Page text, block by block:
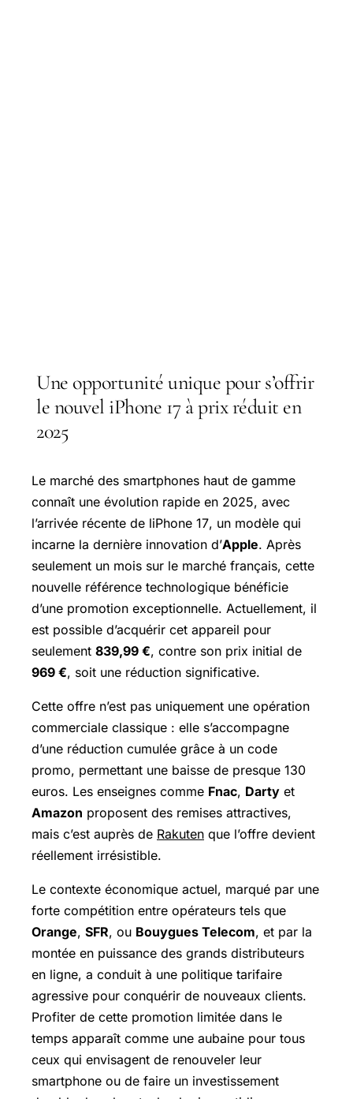
Une opportunité unique pour s’offrir
le nouvel iPhone 17 à prix réduit en
2025
Le marché des smartphones haut de gamme
connaît une évolution rapide en 2025, avec
l’arrivée récente de liPhone 17, un modèle qui
incarne la dernière innovation d’Apple. Après
seulement un mois sur le marché français, cette
nouvelle référence technologique bénéficie
d’une promotion exceptionnelle. Actuellement, il
est possible d’acquérir cet appareil pour
seulement 839,99 €, contre son prix initial de
969 €, soit une réduction significative.
Cette offre n’est pas uniquement une opération
commerciale classique : elle s’accompagne
d’une réduction cumulée grâce à un code
promo, permettant une baisse de presque 130
euros. Les enseignes comme Fnac, Darty et
Amazon proposent des remises attractives,
mais c’est auprès de Rakuten que l’offre devient
réellement irrésistible.
Le contexte économique actuel, marqué par une
forte compétition entre opérateurs tels que
Orange, SFR, ou Bouygues Telecom, et par la
montée en puissance des grands distributeurs
en ligne, a conduit à une politique tarifaire
agressive pour conquérir de nouveaux clients.
Profiter de cette promotion limitée dans le
temps apparaît comme une aubaine pour tous
ceux qui envisagent de renouveler leur
smartphone ou de faire un investissement